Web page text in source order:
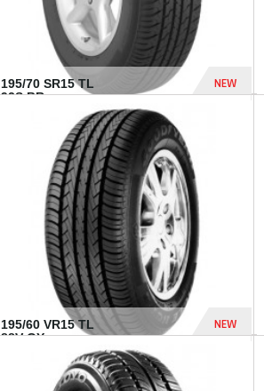
195/70 SR15 TL
92S BR...
NEW
837 Dhs
195/60 VR15 TL
88V GY...
NEW